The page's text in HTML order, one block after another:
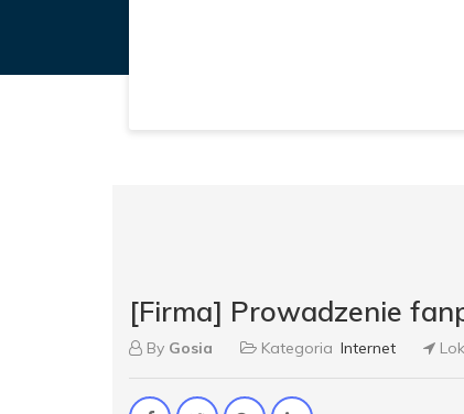
[Firma] Prowadzenie
By Gosia Kategoria Internet